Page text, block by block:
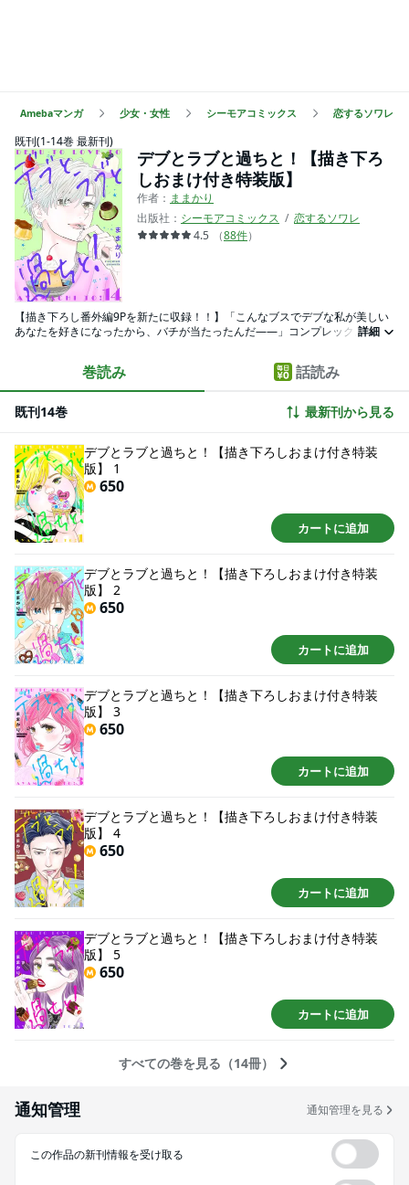
Amebaマンガ 少女・女性 シーモアコミックス 恋するソワレ
既刊(1-14巻 最新刊)
デブとラブと過ちと！【描き下ろ
しおまけ付き特装版】
作者： ままかり
出版社： シーモアコミックス
恋するソワレ
4.5
（88件）
【描き下ろし番外編9Pを新たに収録！！】「こんなブスでデブな私が美しい
あなたを好きになったから、バチが当たったんだ――」コンプレックスの
た彼女はまるで人が変わってしまっていた！？ 「これが…私…！？ 超かわい
い」以前と180度違う彼女に周囲は驚きと戸惑いを隠せない…。しかし、超ポ
ジティブになった夢子によって環境は大きく変わっていく―。悩みやコンプ
レックスは誰にでもあるもの。それぞれのキャラが隠しているそれらを、夢
子がぶった切っていく！！ 恋に、仕事に、友情に……そして殺人未遂事
品は「デブとラブと過ちと！」第1～5巻を収録した電子特装版です】
詳細
巻読み 話読み
既刊14巻 最新刊から見る
デブとラブと過ちと！【描き下ろしおまけ付き特装
版】 1
650
カートに追加
デブとラブと過ちと！【描き下ろしおまけ付き特装
版】 2
650
カートに追加
デブとラブと過ちと！【描き下ろしおまけ付き特装
版】 3
650
カートに追加
デブとラブと過ちと！【描き下ろしおまけ付き特装
版】 4
650
カートに追加
デブとラブと過ちと！【描き下ろしおまけ付き特装
版】 5
650
カートに追加
すべての巻を見る（14冊）
通知管理 通知管理を見る
この作品の新刊情報を受け取る